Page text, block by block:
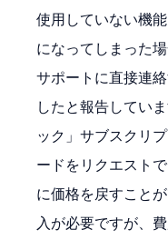
使用していない機
になってしまった
サポートに直接連
したと報告してい
ック」サブスクリ
ードをリクエスト
に価格を戻すこと
入が必要ですが、